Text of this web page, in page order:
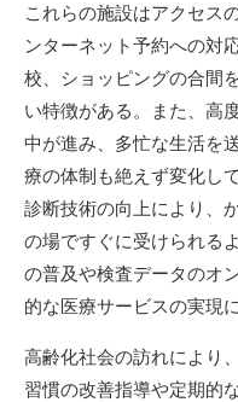
これらの施設はアクセス
ンターネット予約への対
校、ショッピングの合間
い特徴がある。また、高
中が進み、多忙な生活を
療の体制も絶えず変化し
診断技術の向上により、
の場ですぐに受けられる
の普及や検査データのオ
的な医療サービスの実現
高齢化社会の訪れにより
習慣の改善指導や定期的